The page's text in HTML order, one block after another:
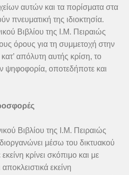
αυτών και τα πορίσματα στα
πνευματική της ιδιοκτησία.
Βιβλίου της Ι.Μ. Πειραιώς
όρους για τη συμμετοχή στην
απόλυτη αυτής κρίση, το
ψηφοφορία, οποτεδήποτε και
Βιβλίου της Ι.Μ. Πειραιώς
μέσω του δικτυακού
κρίνει σκόπιμο και με
εκείνη